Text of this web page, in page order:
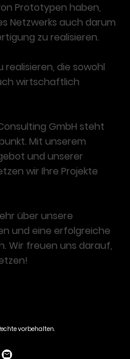
Prototypen haben,
Netzwerks auch darum
zu realisieren.
realisieren, die sowohl
wirtschaftlich
GmbH steht
Mit unserem
und unserer
wir Ihre Projekte
über unsere
und eine erfolgreiche
Wir freuen uns darauf,
vorbehalten.